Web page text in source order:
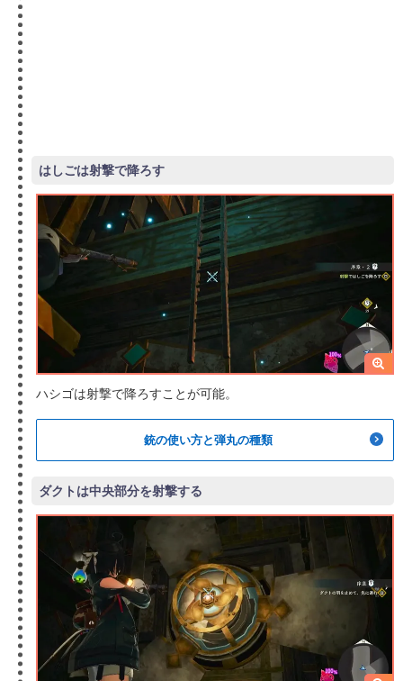
はしごは射撃で降ろす
ハシゴは射撃で降ろすことが可能。
銃の使い方と弾丸の種類
ダクトは中央部分を射撃する